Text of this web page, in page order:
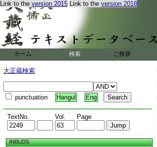
Link to the version 2015 Link to the version 2018
ホーム 検索 ご挨拶
大正蔵検索
punctuation Hangul Eng
TextNo. Vol. Page
INBUDS